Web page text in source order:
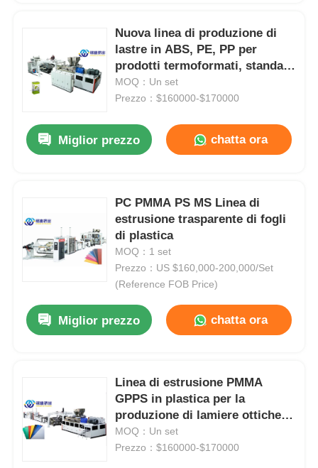
Chi Siamo
Nuova linea di produzione di
lastre in ABS, PE, PP per
prodotti termoformati, standard
CE
MOQ：Un set
Prezzo：$160000-$170000
Miglior prezzo chatta ora
PC PMMA PS MS Linea di
estrusione trasparente di fogli
di plastica
MOQ：1 set
Prezzo：US $160,000-200,000/Set
(Reference FOB Price)
Miglior prezzo chatta ora
Linea di estrusione PMMA
GPPS in plastica per la
produzione di lamiere ottiche
elettroplate
MOQ：Un set
Prezzo：$160000-$170000